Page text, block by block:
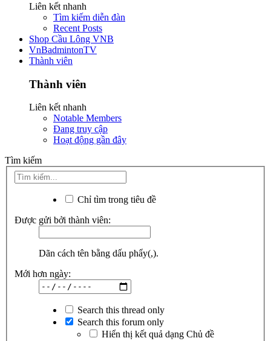
Liên kết nhanh
Tìm kiếm diễn đàn
Recent Posts
Shop Cầu Lông VNB
VnBadmintonTV
Thành viên
Thành viên
Liên kết nhanh
Notable Members
Đang truy cập
Hoạt động gần đây
Tìm kiếm
Chỉ tìm trong tiêu đề
Được gửi bởi thành viên:
Dãn cách tên bằng dấu phẩy(,).
Mới hơn ngày:
Search this thread only
Search this forum only
Hiển thị kết quả dạng Chủ đề